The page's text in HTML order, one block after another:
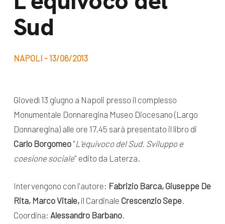
Sud
NAPOLI - 13/06/2013
Giovedì 13 giugno a Napoli presso il complesso
Monumentale Donnaregina Museo Diocesano (Largo
Donnaregina) alle ore 17.45 sarà presentato il libro di
Carlo Borgomeo"L'equivoco del Sud. Sviluppo e
coesione sociale" edito da Laterza.
Intervengono con l'autore: Fabrizio Barca, Giuseppe De
Rita, Marco Vitale,il Cardinale Crescenzio Sepe.
Coordina: Alessandro Barbano.
Lavora con noi
Bilancio di
missione
appuntamenti
News
Appuntamenti
dal Sud
Videomagazine
e blog progetti
Seguici sui social: